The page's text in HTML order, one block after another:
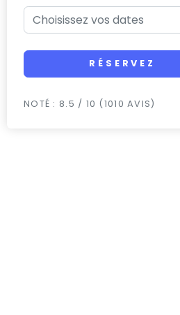
RÉSERVEZ
NOTÉ : 8.5 / 10 (1010 AVIS)